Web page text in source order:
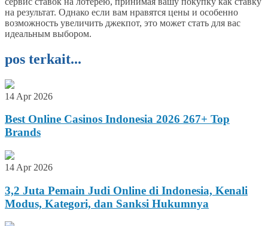
на результат. Однако если вам нравятся цены и особенно
возможность увеличить джекпот, это может стать для вас
идеальным выбором.
pos terkait...
14 Apr 2026
Best Online Casinos Indonesia 2026 267+ Top
Brands
14 Apr 2026
3,2 Juta Pemain Judi Online di Indonesia, Kenali
Modus, Kategori, dan Sanksi Hukumnya